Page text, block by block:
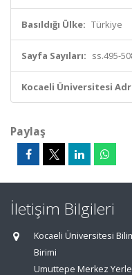
Basıldığı Ülke: Türkiye
Sayfa Sayıları: ss.495-
Kocaeli Üniversitesi
Paylaş
İletişim Bilgileri
Kocaeli Üniversitesi
Birimi
Umuttepe Merkez